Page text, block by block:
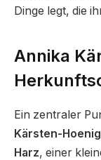
Dinge legt, die
Annika
Ein zentraler
Kärsten-Hoenig
Harz, einer